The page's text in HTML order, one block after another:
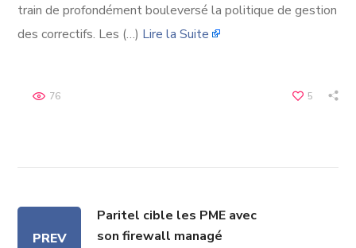
train de profondément bouleversé la politique de gestion
des correctifs. Les (…) Lire la Suite
5
76
PREV
Paritel cible les PME avec
son firewall managé